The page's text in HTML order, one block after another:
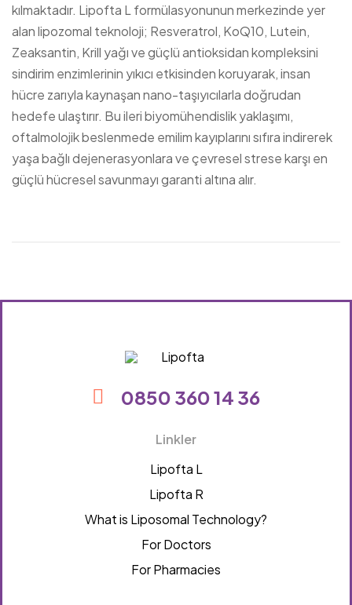
kılmaktadır. Lipofta L formülasyonunun merkezinde yer
alan lipozomal teknoloji; Resveratrol, KoQ10, Lutein,
Zeaksantin, Krill yağı ve güçlü antioksidan kompleksini
sindirim enzimlerinin yıkıcı etkisinden koruyarak, insan
hücre zarıyla kaynaşan nano-taşıyıcılarla doğrudan
hedefe ulaştırır. Bu ileri biyomühendislik yaklaşımı,
oftalmolojik beslenmede emilim kayıplarını sıfıra indirerek
yaşa bağlı dejenerasyonlara ve çevresel strese karşı en
güçlü hücresel savunmayı garanti altına alır.
Lipofta 0850 360 14 36
Linkler
Lipofta L
Lipofta R
What is Liposomal Technology?
For Doctors
For Pharmacies